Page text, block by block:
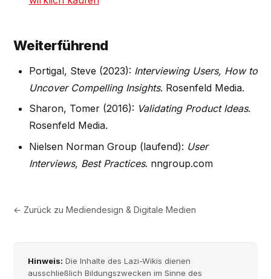
Weiterführend
Portigal, Steve (2023): Interviewing Users, How to
Uncover Compelling Insights. Rosenfeld Media.
Sharon, Tomer (2016): Validating Product Ideas.
Rosenfeld Media.
Nielsen Norman Group (laufend): User
Interviews, Best Practices. nngroup.com
← Zurück zuMediendesign & Digitale Medien
Hinweis: Die Inhalte des Lazi-Wikis dienen
ausschließlich Bildungszwecken im Sinne des